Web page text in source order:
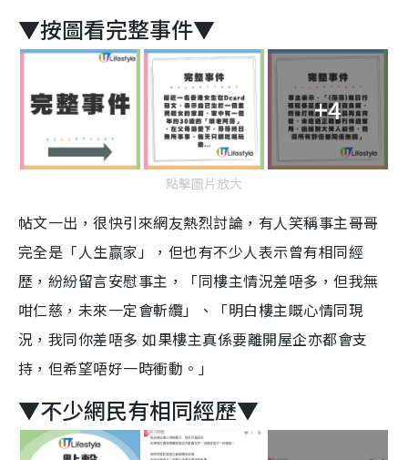
▼按圖看完整事件▼
+4
點擊圖片放大
帖文一出，很快引來網友熱烈討論，有人笑稱事主哥哥
完全是「人生赢家」，但也有不少人表示曾有相同經
歷，紛紛留言安慰事主，「同樓主情況差唔多，但我無
咁仁慈，未來一定會斬纜」、「明白樓主嘅心情同現
況，我同你差唔多 如果樓主真係要離開屋企亦都會支
持，但希望唔好一時衝動。」
▼不少網民有相同經歷▼